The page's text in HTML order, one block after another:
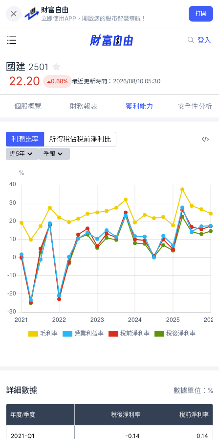
財富自由
立即使用APP，開啟您的股市智慧導航！
打開
登入
22.20
0.68%
國建 2501
22.20 0.68% 最近更新時間： 2026/08/10 05:30
個股概覽 財務報表 獲利能力 安全性分析
利潤比率 所得稅佔稅前淨利比
近5年 季報
毛利率 營業利益率 稅前淨利率 稅後淨利率
詳細數據 數據單位：%
年度/季度 稅後淨利率 稅前淨利率
2021-Q1 -0.14 0.14